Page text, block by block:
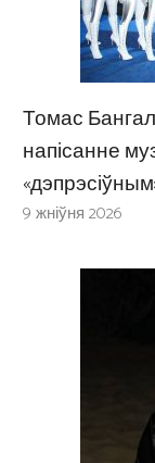
Томас
напісанне
9 жніўня 2026